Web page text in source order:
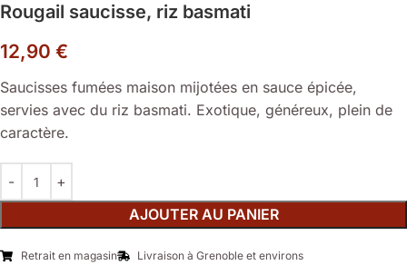
Rougail saucisse, riz basmati
12,90 €
Saucisses fumées maison mijotées en sauce épicée,
servies avec du riz basmati. Exotique, généreux, plein de
caractère.
AJOUTER AU PANIER
Retrait en magasin Livraison à Grenoble et environs